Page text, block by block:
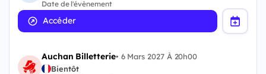
Date de l'évènement
Accéder
Auchan Billetterie• 6 Mars 2027 À 20h00
Bientôt